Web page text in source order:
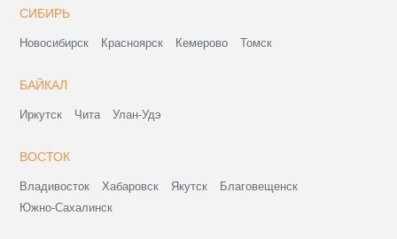
СИБИРЬ
Новосибирск Красноярск Кемерово Томск
БАЙКАЛ
Иркутск Чита Улан-Удэ
ВОСТОК
Владивосток Хабаровск Якутск
Благовещенск
Южно-Сахалинск